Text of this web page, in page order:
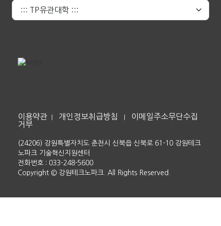
이용약관 개인정보취급방침
이메일주소무단수집
거부
(24206) 강원특별자치도 춘천시 신북읍 신북로 61-10 강원테크
노파크 기술혁신지원센터
전화번호 : 033-248-5600
Copyright © 강원테크노파크. All Rights Reserved.